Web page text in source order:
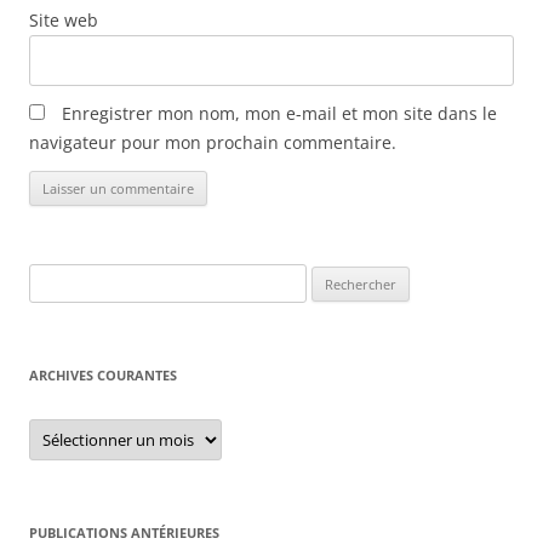
s
Site web
Enregistrer mon nom, mon e-mail et mon site dans le
navigateur pour mon prochain commentaire.
ARCHIVES COURANTES
Archives
courantes
PUBLICATIONS ANTÉRIEURES